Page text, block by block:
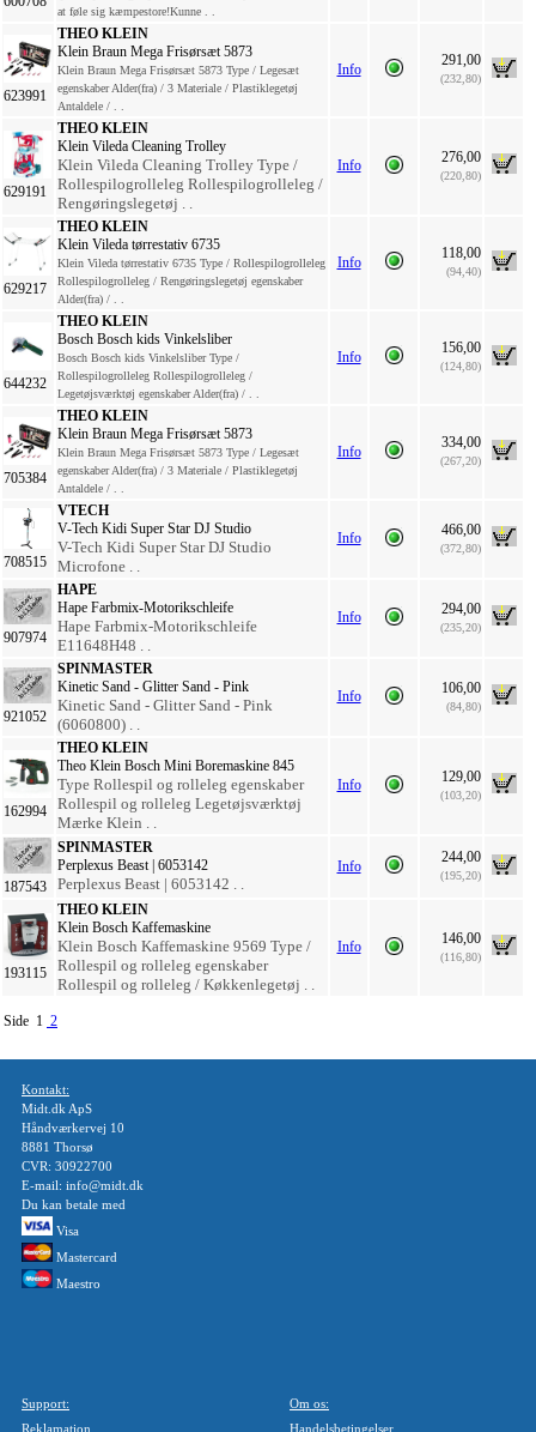
at føle sig kæmpestore!Kunne . .
623991
THEO KLEIN
Klein Braun Mega Frisørsæt 5873
Klein Braun Mega Frisørsæt 5873 Type / Legesæt
egenskaber Alder(fra) / 3 Materiale / Plastiklegetøj
Antaldele / . .
Info
291,00
(232,80)
629191
THEO KLEIN
Klein Vileda Cleaning Trolley
Klein Vileda Cleaning Trolley Type /
Rollespilogrolleleg Rollespilogrolleleg /
Rengøringslegetøj . .
Info 276,00
(220,80)
629217
THEO KLEIN
Klein Vileda tørrestativ 6735
Klein Vileda tørrestativ 6735 Type / Rollespilogrolleleg
Rollespilogrolleleg / Rengøringslegetøj egenskaber
Alder(fra) / . .
Info
118,00
(94,40)
644232
THEO KLEIN
Bosch Bosch kids Vinkelsliber
Bosch Bosch kids Vinkelsliber Type /
Rollespilogrolleleg Rollespilogrolleleg /
Legetøjsværktøj egenskaber Alder(fra) / . .
Info
156,00
(124,80)
705384
THEO KLEIN
Klein Braun Mega Frisørsæt 5873
Klein Braun Mega Frisørsæt 5873 Type / Legesæt
egenskaber Alder(fra) / 3 Materiale / Plastiklegetøj
Antaldele / . .
Info
334,00
(267,20)
708515
VTECH
V-Tech Kidi Super Star DJ Studio
V-Tech Kidi Super Star DJ Studio
Microfone . .
Info 466,00
(372,80)
907974
HAPE
Hape Farbmix-Motorikschleife
Hape Farbmix-Motorikschleife
E11648H48 . .
Info 294,00
(235,20)
921052
SPINMASTER
Kinetic Sand - Glitter Sand - Pink
Kinetic Sand - Glitter Sand - Pink
(6060800) . .
Info 106,00
(84,80)
162994
THEO KLEIN
Theo Klein Bosch Mini Boremaskine 845
Type Rollespil og rolleleg egenskaber
Rollespil og rolleleg Legetøjsværktøj
Mærke Klein . .
Info 129,00
(103,20)
187543
SPINMASTER
Perplexus Beast | 6053142
Perplexus Beast | 6053142 . .
Info
244,00
(195,20)
193115
THEO KLEIN
Klein Bosch Kaffemaskine
Klein Bosch Kaffemaskine 9569 Type /
Rollespil og rolleleg egenskaber
Rollespil og rolleleg / Køkkenlegetøj . .
Info 146,00
(116,80)
Side 1 2
Kontakt:
Midt.dk ApS
Håndværkervej 10
8881 Thorsø
CVR: 30922700
E-mail: info@midt.dk
Du kan betale med
Visa
Mastercard
Maestro
Support:
Reklamation
Om os:
Handelsbetingelser